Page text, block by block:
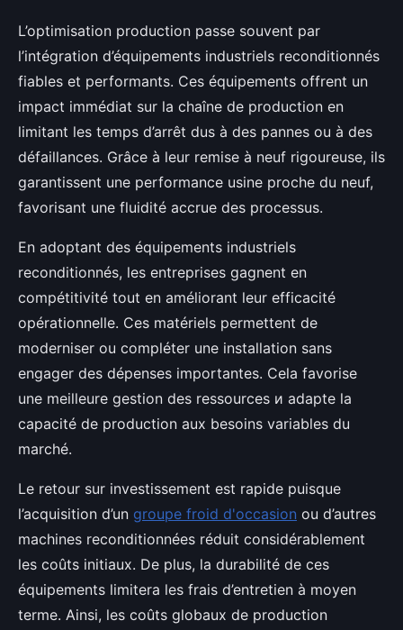
L’optimisation production passe souvent par
l’intégration d’équipements industriels reconditionnés
fiables et performants. Ces équipements offrent un
impact immédiat sur la chaîne de production en
limitant les temps d’arrêt dus à des pannes ou à des
défaillances. Grâce à leur remise à neuf rigoureuse, ils
garantissent une performance usine proche du neuf,
favorisant une fluidité accrue des processus.
En adoptant des équipements industriels
reconditionnés, les entreprises gagnent en
compétitivité tout en améliorant leur efficacité
opérationnelle. Ces matériels permettent de
moderniser ou compléter une installation sans
engager des dépenses importantes. Cela favorise
une meilleure gestion des ressources и adapte la
capacité de production aux besoins variables du
marché.
Le retour sur investissement est rapide puisque
l’acquisition d’un groupe froid d'occasion ou d’autres
machines reconditionnées réduit considérablement
les coûts initiaux. De plus, la durabilité de ces
équipements limitera les frais d’entretien à moyen
terme. Ainsi, les coûts globaux de production